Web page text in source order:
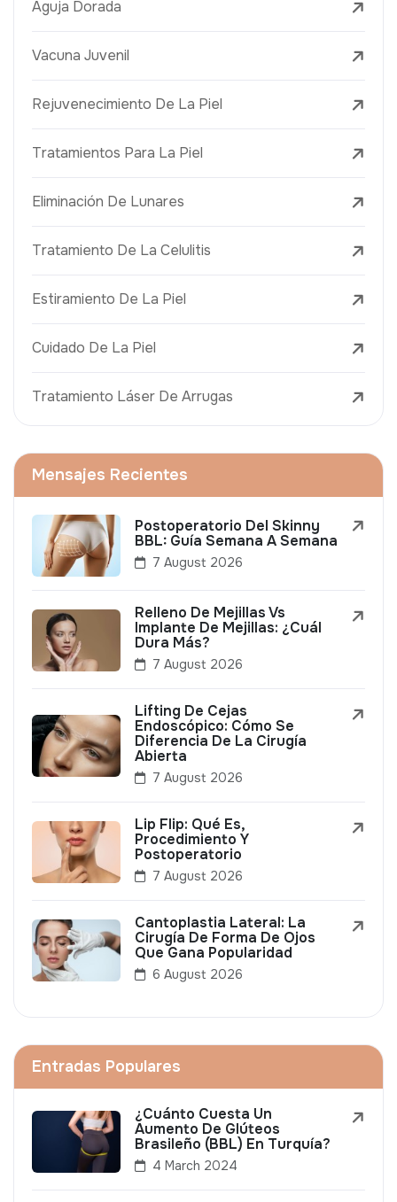
Aguja Dorada
Vacuna Juvenil
Rejuvenecimiento De La Piel
Tratamientos Para La Piel
Eliminación De Lunares
Tratamiento De La Celulitis
Estiramiento De La Piel
Cuidado De La Piel
Tratamiento Láser De Arrugas
Mensajes Recientes
Postoperatorio Del Skinny
BBL: Guía Semana A Semana
7 August 2026
Relleno De Mejillas Vs
Implante De Mejillas: ¿Cuál
Dura Más?
7 August 2026
Lifting De Cejas
Endoscópico: Cómo Se
Diferencia De La Cirugía
Abierta
7 August 2026
Lip Flip: Qué Es,
Procedimiento Y
Postoperatorio
7 August 2026
Cantoplastia Lateral: La
Cirugía De Forma De Ojos
Que Gana Popularidad
6 August 2026
Entradas Populares
¿Cuánto Cuesta Un
Aumento De Glúteos
Brasileño (BBL) En Turquía?
4 March 2024